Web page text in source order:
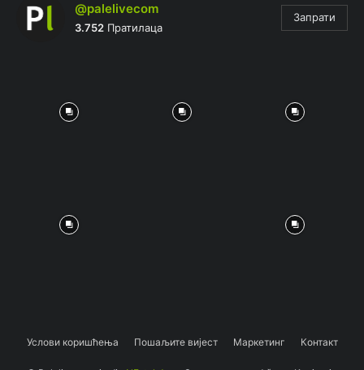
@palelivecom
3.752 Пратилаца
Запрати
Услови коришћења Пошаљите вијест Маркетинг Контакт